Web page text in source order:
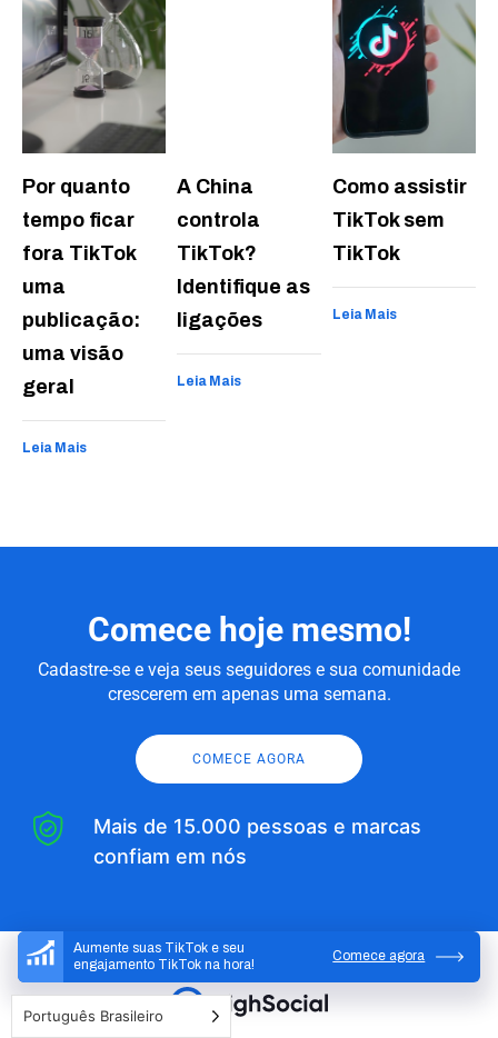
Aumente suas TikTok e seu
engajamento TikTok na hora!
Comece agora
Por quanto
tempo ficar
fora TikTok
uma
publicação:
uma visão
geral
Leia Mais
A China
controla
TikTok?
Identifique as
ligações
Leia Mais
Como assistir
TikTok sem
TikTok
Leia Mais
Comece hoje mesmo!
Cadastre-se e veja seus seguidores e sua comunidade
crescerem em apenas uma semana.
COMECE AGORA
Mais de 15.000 pessoas e marcas
confiam em nós
Português Brasileiro